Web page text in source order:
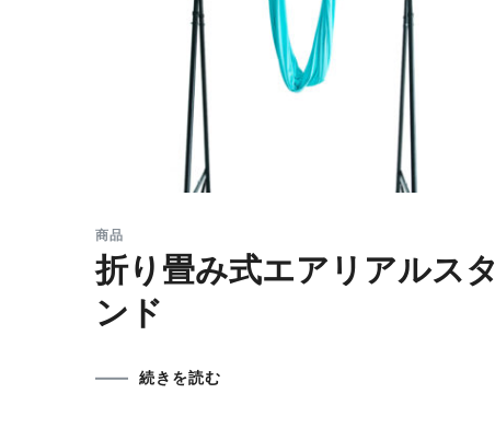
商品
折り畳み式エアリアルスタ
ンド
続きを読む